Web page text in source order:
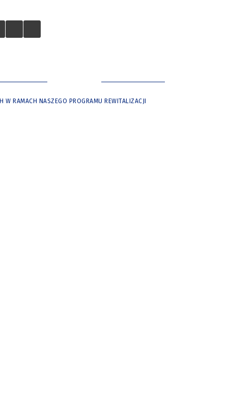
W RAMACH NASZEGO PROGRAMU REWITALIZACJI